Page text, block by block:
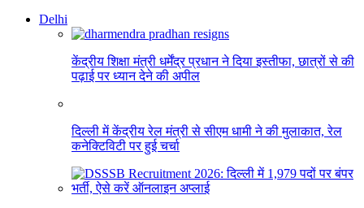
Delhi
केंद्रीय शिक्षा मंत्री धर्मेंद्र प्रधान ने दिया इस्तीफा, छात्रों से की
पढ़ाई पर ध्यान देने की अपील
दिल्ली में केंद्रीय रेल मंत्री से सीएम धामी ने की मुलाकात, रेल
कनेक्टिविटी पर हुई चर्चा